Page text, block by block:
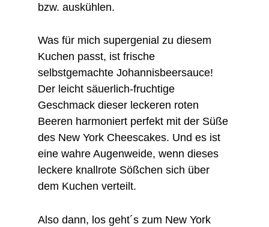
bzw. auskühlen.
Was für mich supergenial zu diesem
Kuchen passt, ist frische
selbstgemachte Johannisbeersauce!
Der leicht säuerlich-fruchtige
Geschmack dieser leckeren roten
Beeren harmoniert perfekt mit der Süße
des New York Cheescakes. Und es ist
eine wahre Augenweide, wenn dieses
leckere knallrote Sößchen sich über
dem Kuchen verteilt.
Also dann, los geht´s zum New York